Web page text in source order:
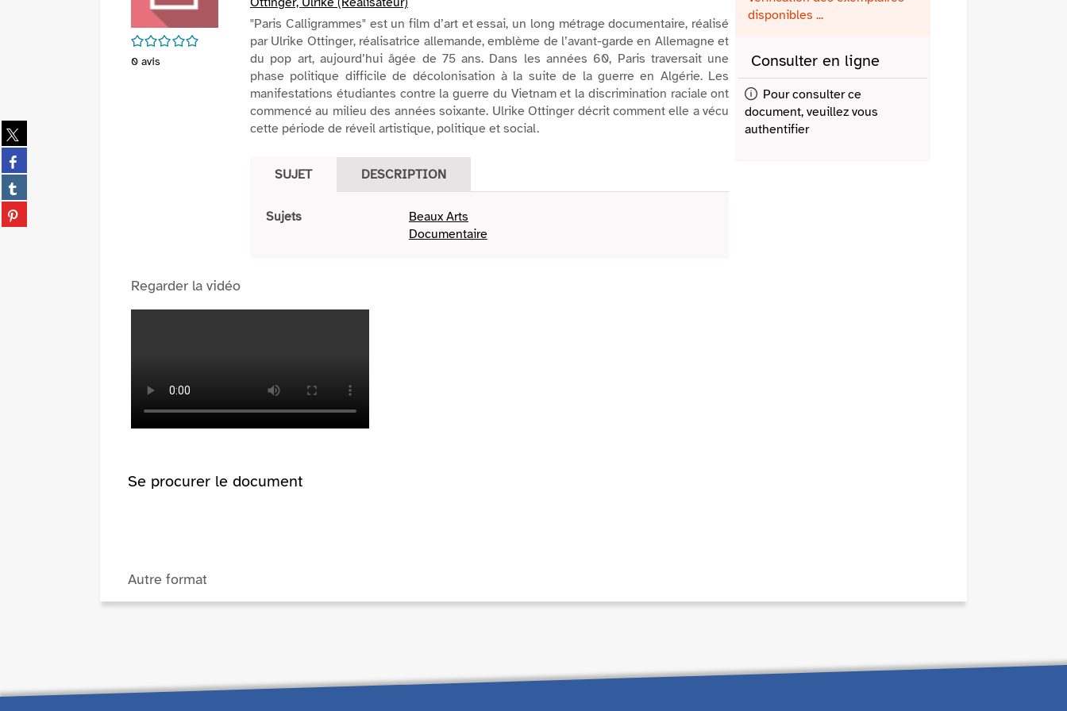
Partager
sur
twitter
(Nouvelle
fenêtre)
Partager
sur
facebook
(Nouvelle
fenêtre)
Partager
sur
tumblr
Partager
sur
/5
0 avis
"Paris Calligrammes" est un film d’art et essai, un long métrage documentaire, réalisé
par Ulrike Ottinger, réalisatrice allemande, emblème de l’avant-garde en Allemagne et
du pop art, aujourd’hui âgée de 75 ans. Dans les années 60, Paris traversait une
phase politique difficile de décolonisation à la suite de la guerre en Algérie. Les
manifestations étudiantes contre la guerre du Vietnam et la discrimination raciale ont
commencé au milieu des années soixante. Ulrike Ottinger décrit comment elle a vécu
cette période de réveil artistique, politique et social.
SUJET DESCRIPTION
Sujets
Beaux Arts
Documentaire
Regarder la vidéo
disponibles ...
Consulter en ligne
Pour consulter ce
document, veuillez vous
authentifier
Se procurer le document
Autre format